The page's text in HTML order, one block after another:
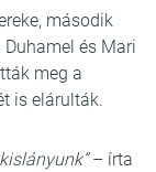
második
és Mari
meg a
is elárulták.
– írta